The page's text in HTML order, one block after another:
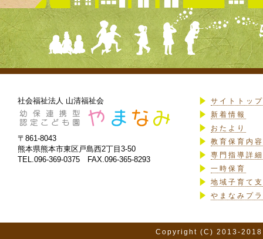
社会福祉法人 山清福祉会
〒861-8043
熊本県熊本市東区戸島西2丁目3-50
TEL.096-369-0375 FAX.096-365-8293
サイトトップ
新着情報
おたより
教育保育内
専門指導詳細
一時保育
地域子育て
やまなみプ
Copyright (C) 2013-